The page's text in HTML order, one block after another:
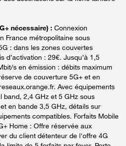
nécessaire) : Connexion
France métropolitaine sous
: dans les zones couvertes
d’activation : 29€. Jusqu’à 1,5
s en émission : débits maximum
de couverture 5G+ et en
Avec équipements
band, 2,4 GHz et 5 GHz sous
en bande 3,5 GHz, détails sur
compatibles. Forfaits Mobile
Home : Offre réservée aux
du client détenteur de l'offre 4G